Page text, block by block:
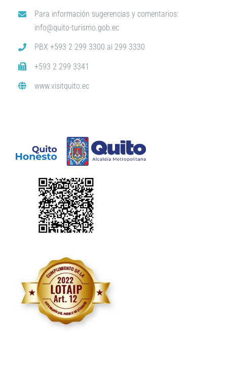
Para información sugerencias y comentarios:
info@quito-turismo.gob.ec
PBX +593 2 299 3300 al 299 3330
+593 2 299 3341
www.visitquito.ec